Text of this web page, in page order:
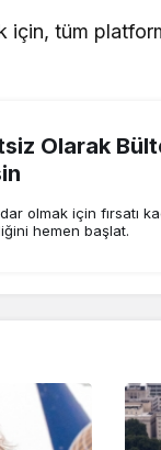
için, tüm
Olarak
olmak için fırsatı
hemen başlat.